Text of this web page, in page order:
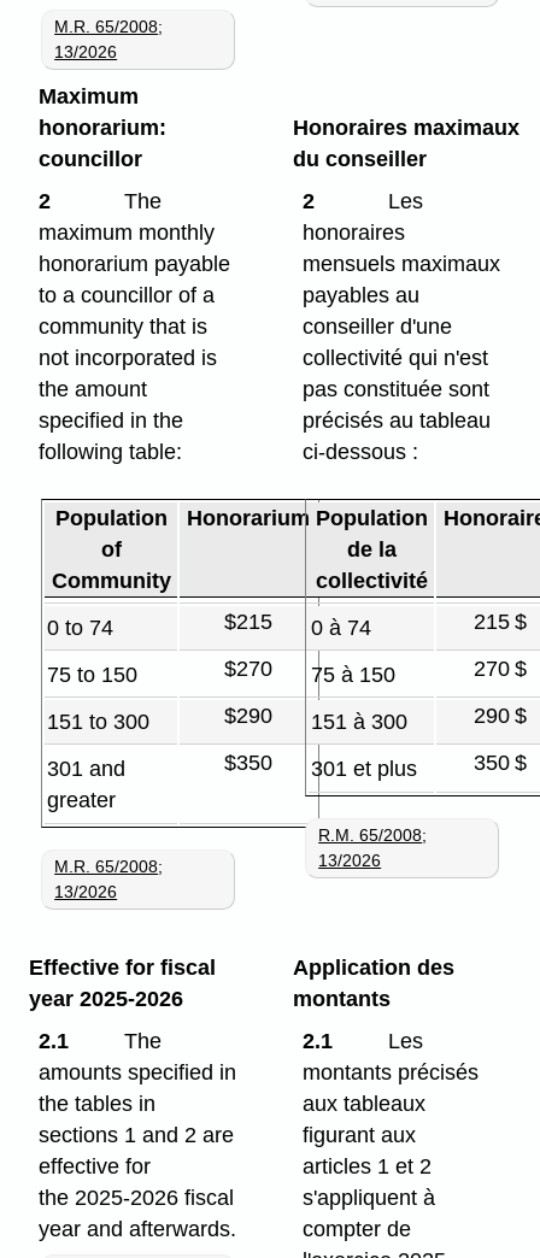
M.R. 65/2008;
13/2026
Maximum
honorarium:
councillor
2
The
maximum monthly
honorarium payable
to a councillor of a
community that is
not incorporated is
the amount
specified in the
following table:
Population
of
Community
Honorarium
0 to 74 $215
75 to 150 $270
151 to 300 $290
301 and
greater
$350
M.R. 65/2008;
13/2026
Honoraires maximaux
du conseiller
2
Les
honoraires
mensuels maximaux
payables au
conseiller d'une
collectivité qui n'est
pas constituée sont
précisés au tableau
ci-dessous :
Population
de la
collectivité
0 à 74 215 $
75 à 150 270 $
151 à 300 290 $
301 et plus 350 $
R.M. 65/2008;
13/2026
Effective for fiscal
year 2025-2026
2.1
The
amounts specified in
the tables in
sections 1 and 2 are
effective for
the 2025-2026 fiscal
year and afterwards.
Application des
montants
2.1
Les
montants précisés
aux tableaux
figurant aux
articles 1 et 2
s'appliquent à
compter de